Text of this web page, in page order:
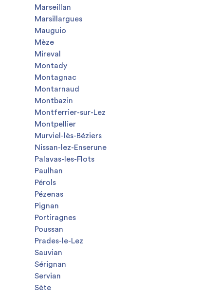
Marseillan
Marsillargues
Mauguio
Mèze
Mireval
Montady
Montagnac
Montarnaud
Montbazin
Montferrier-sur-Lez
Montpellier
Murviel-lès-Béziers
Nissan-lez-Enserune
Palavas-les-Flots
Paulhan
Pérols
Pézenas
Pignan
Portiragnes
Poussan
Prades-le-Lez
Sauvian
Sérignan
Servian
Sète